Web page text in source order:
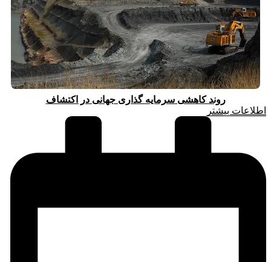
روند کاهشی سرمایه گذاری جهانی در اکتشاف
اطلاعات بیشتر